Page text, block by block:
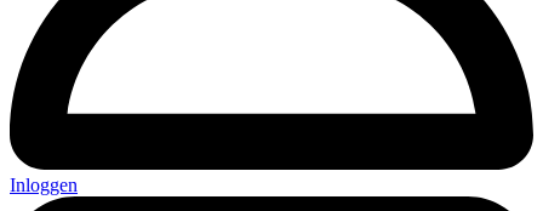
Inloggen